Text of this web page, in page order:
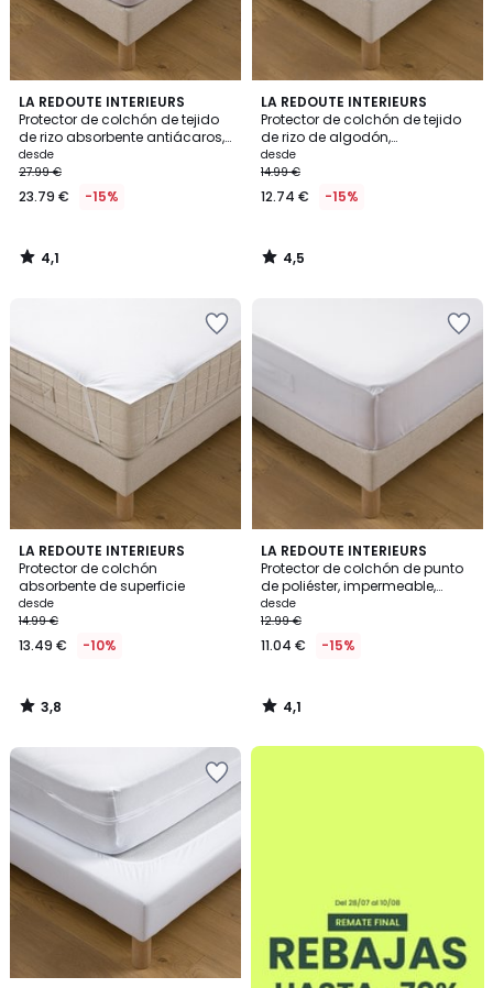
LA REDOUTE INTERIEURS
Protector de colchón de tejido
de rizo absorbente antiácaros,
impermeable, altura máxima
30 cm
Precio
a
partir
23.79
€
27.99
€
15%
descuento
aplicado.
desde
27.99 €
23.79 € -15%
4,1
/ 5
4,1
/
LA REDOUTE INTERIEURS
Protector de colchón de tejido
de rizo de algodón,
impermeable, altura máxima
23 cm
desde
14.99 €
12.74 € -15%
4,5
/ 5
4,5
/
LA REDOUTE INTERIEURS
Protector de colchón
absorbente de superficie
desde
14.99 €
13.49 € -10%
3,8
/ 5
3,8
/
LA REDOUTE INTERIEURS
Protector de colchón de punto
de poliéster, impermeable,
altura máxima 20 cm
desde
12.99 €
11.04 € -15%
4,1
/ 5
4,1
/
.